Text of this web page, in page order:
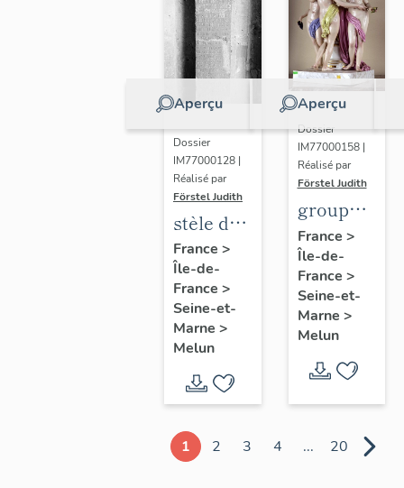
Aperçu
Dossier
IM77000128 |
Réalisé par
Förstel Judith
stèle de
Marguerite
Lamour
France >
Île-de-
France >
Seine-et-
Marne >
Melun
Aperçu
Dossier
IM77000158 |
Réalisé par
Förstel Judith
groupe
des
Trois
Grâces
France >
Île-de-
France >
Seine-et-
Marne >
Melun
1 2 3 4 ... 20